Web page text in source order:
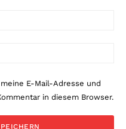
E-Mail-Adresse und
in diesem Browser.